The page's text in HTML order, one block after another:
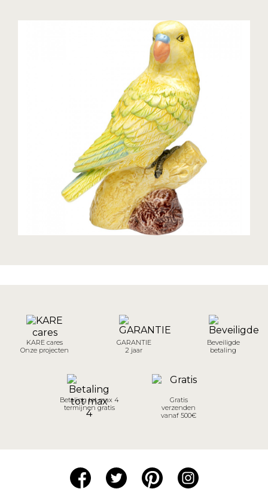
KARE cares
Onze projecten
GARANTIE
2 jaar
Beveiligde
betaling
Betaling tot max 4
termijnen gratis
Gratis
verzenden
vanaf 500€